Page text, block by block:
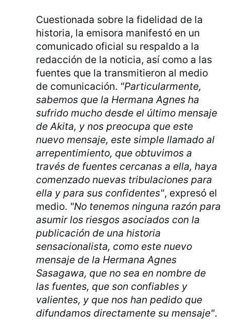
Cuestionada sobre la fidelidad de la
historia, la emisora manifestó en un
comunicado oficial su respaldo a la
redacción de la noticia, así como a las
fuentes que la transmitieron al medio
de comunicación. "Particularmente,
sabemos que la Hermana Agnes ha
sufrido mucho desde el último mensaje
de Akita, y nos preocupa que este
nuevo mensaje, este simple llamado al
arrepentimiento, que obtuvimos a
través de fuentes cercanas a ella, haya
comenzado nuevas tribulaciones para
ella y para sus confidentes", expresó el
medio. "No tenemos ninguna razón para
asumir los riesgos asociados con la
publicación de una historia
sensacionalista, como este nuevo
mensaje de la Hermana Agnes
Sasagawa, que no sea en nombre de
las fuentes, que son confiables y
valientes, y que nos han pedido que
difundamos directamente su mensaje".